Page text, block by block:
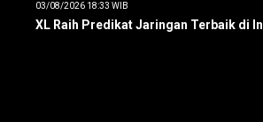
03/08/2026 18:33 WIB
XL Raih Predikat Jaringan Terbaik di